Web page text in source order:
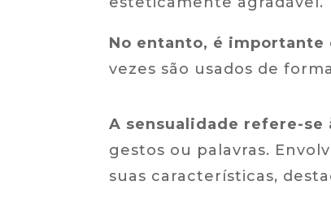
No entanto, é
vezes são usados ​​de
A sensualidade refere-se
gestos ou palavras.
suas características,